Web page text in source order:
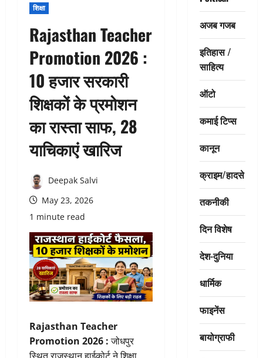
शिक्षा
Rajasthan Teacher
Promotion 2026 :
10 हजार सरकारी
शिक्षकों के प्रमोशन
का रास्ता साफ, 28
याचिकाएं खारिज
Deepak Salvi
May 23, 2026
1 minute read
Rajasthan Teacher
Promotion 2026 :जोधपुर
अजब गजब
इतिहास /
साहित्य
ऑटो
कमाई टिप्स
कानून
क्राइम/हादसे
तकनीकी
दिन विशेष
देश-दुनिया
धार्मिक
फाइनेंस
बायोग्राफी